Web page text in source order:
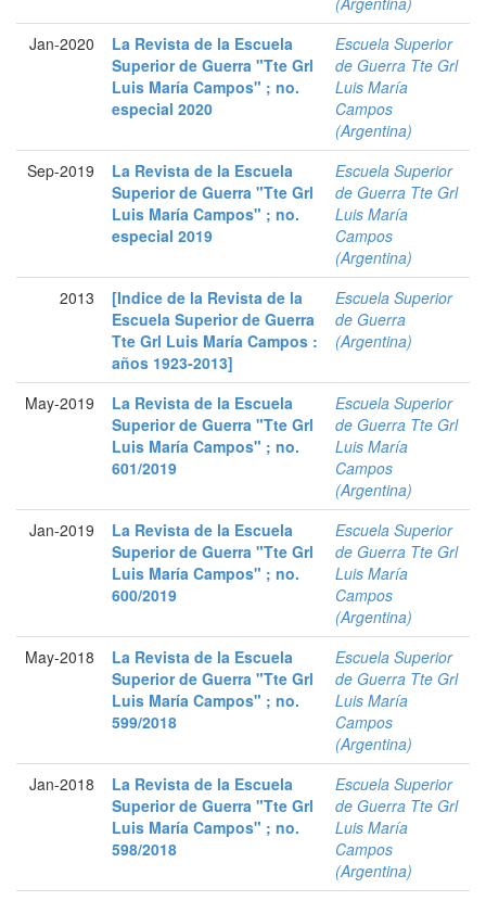
Jan-2020
La Revista de la Escuela
Superior de Guerra "Tte Grl
Luis María Campos" ; no.
especial 2020
Escuela Superior
de Guerra Tte Grl
Luis María
Campos
(Argentina)
Sep-2019
La Revista de la Escuela
Superior de Guerra "Tte Grl
Luis María Campos" ; no.
especial 2019
Escuela Superior
de Guerra Tte Grl
Luis María
Campos
(Argentina)
2013
[Indice de la Revista de la
Escuela Superior de Guerra
Tte Grl Luis María Campos :
años 1923-2013]
Escuela Superior
de Guerra
(Argentina)
May-2019
La Revista de la Escuela
Superior de Guerra "Tte Grl
Luis María Campos" ; no.
601/2019
Escuela Superior
de Guerra Tte Grl
Luis María
Campos
(Argentina)
Jan-2019
La Revista de la Escuela
Superior de Guerra "Tte Grl
Luis María Campos" ; no.
600/2019
Escuela Superior
de Guerra Tte Grl
Luis María
Campos
(Argentina)
May-2018
La Revista de la Escuela
Superior de Guerra "Tte Grl
Luis María Campos" ; no.
599/2018
Escuela Superior
de Guerra Tte Grl
Luis María
Campos
(Argentina)
Jan-2018
La Revista de la Escuela
Superior de Guerra "Tte Grl
Luis María Campos" ; no.
598/2018
Escuela Superior
de Guerra Tte Grl
Luis María
Campos
(Argentina)